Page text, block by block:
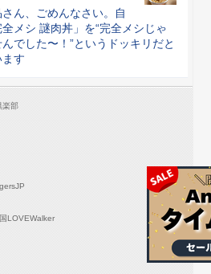
さん、ごめんなさい。自
メシ 謎肉丼」を“完全メシじゃ
でした〜！”というドッキリだと
す
楽部
LOVEWalker